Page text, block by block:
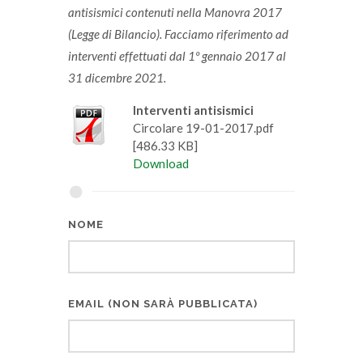
antisismici contenuti nella Manovra 2017
(Legge di Bilancio). Facciamo riferimento ad
interventi effettuati dal 1º gennaio 2017 al
31 dicembre 2021.
Interventi antisismici
Circolare 19-01-2017.pdf
[486.33 KB]
Download
NOME
EMAIL (NON SARÀ PUBBLICATA)